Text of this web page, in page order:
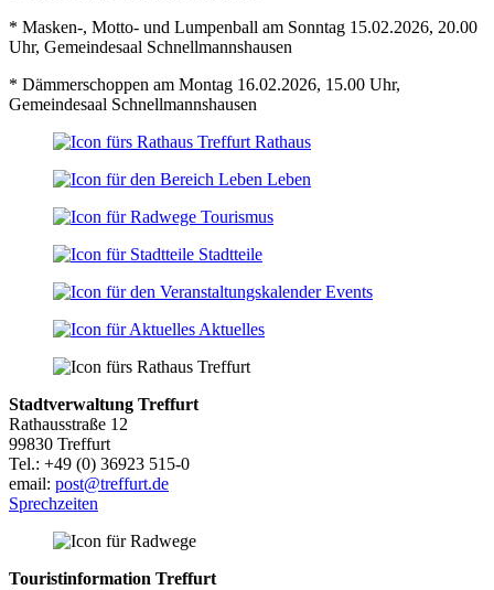
* Masken-, Motto- und Lumpenball am Sonntag 15.02.2026, 20.00
Uhr, Gemeindesaal Schnellmannshausen
* Dämmerschoppen am Montag 16.02.2026, 15.00 Uhr,
Gemeindesaal Schnellmannshausen
Rathaus
Leben
Tourismus
Stadtteile
Events
Aktuelles
Stadtverwaltung Treffurt
Rathausstraße 12
99830 Treffurt
Tel.: +49 (0) 36923 515-0
email: post@treffurt.de
Sprechzeiten
Touristinformation Treffurt